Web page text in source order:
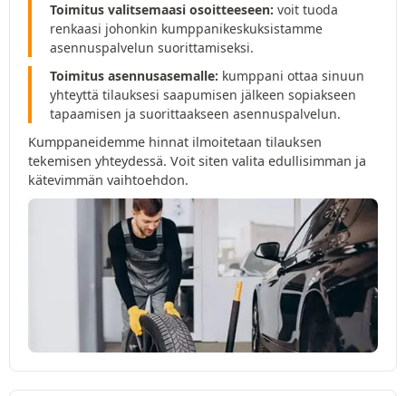
Toimitus valitsemaasi osoitteeseen: voit tuoda
renkaasi johonkin kumppanikeskuksistamme
asennuspalvelun suorittamiseksi.
Toimitus asennusasemalle: kumppani ottaa sinuun
yhteyttä tilauksesi saapumisen jälkeen sopiakseen
tapaamisen ja suorittaakseen asennuspalvelun.
Kumppaneidemme hinnat ilmoitetaan tilauksen
tekemisen yhteydessä. Voit siten valita edullisimman ja
kätevimmän vaihtoehdon.